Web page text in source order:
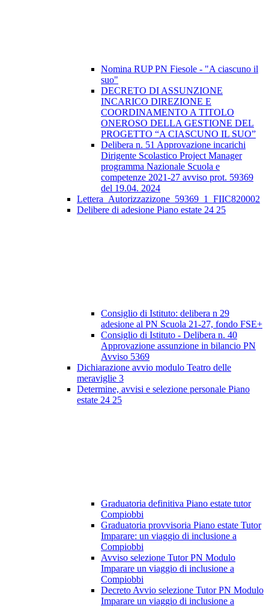
Nomina RUP PN Fiesole - "A ciascuno il
suo"
DECRETO DI ASSUNZIONE
INCARICO DIREZIONE E
COORDINAMENTO A TITOLO
ONEROSO DELLA GESTIONE DEL
PROGETTO “A CIASCUNO IL SUO”
Delibera n. 51 Approvazione incarichi
Dirigente Scolastico Project Manager
programma Nazionale Scuola e
competenze 2021-27 avviso prot. 59369
del 19.04. 2024
Lettera_Autorizzazizone_59369_1_FIIC820002
Delibere di adesione Piano estate 24 25
Consiglio di Istituto: delibera n 29
adesione al PN Scuola 21-27, fondo FSE+
Consiglio di Istituto - Delibera n. 40
Approvazione assunzione in bilancio PN
Avviso 5369
Dichiarazione avvio modulo Teatro delle
meraviglie 3
Determine, avvisi e selezione personale Piano
estate 24 25
Graduatoria definitiva Piano estate tutor
Compiobbi
Graduatoria provvisoria Piano estate Tutor
Imparare: un viaggio di inclusione a
Compiobbi
Avviso selezione Tutor PN Modulo
Imparare un viaggio di inclusione a
Compiobbi
Decreto Avvio selezione Tutor PN Modulo
Imparare un viaggio di inclusione a